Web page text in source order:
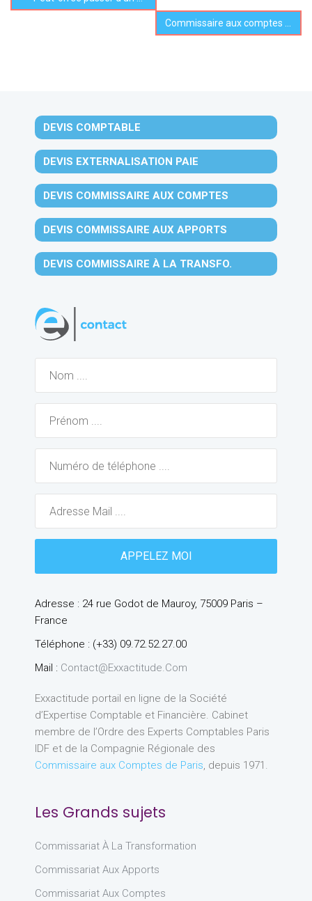
DEVIS COMPTABLE
DEVIS EXTERNALISATION PAIE
DEVIS COMMISSAIRE AUX COMPTES
DEVIS COMMISSAIRE AUX APPORTS
DEVIS COMMISSAIRE À LA TRANSFO.
Adresse : 24 rue Godot de Mauroy, 75009 Paris –
France
Téléphone : (+33) 09.72.52.27.00
Mail : Contact@exxactitude.com
Exxactitude portail en ligne de la Société
d’Expertise Comptable et Financière. Cabinet
membre de l’Ordre des Experts Comptables Paris
IDF et de la Compagnie Régionale des
Commissaire aux Comptes de Paris, depuis 1971.
Les Grands sujets
Commissariat À La Transformation
Commissariat Aux Apports
Commissariat Aux Comptes